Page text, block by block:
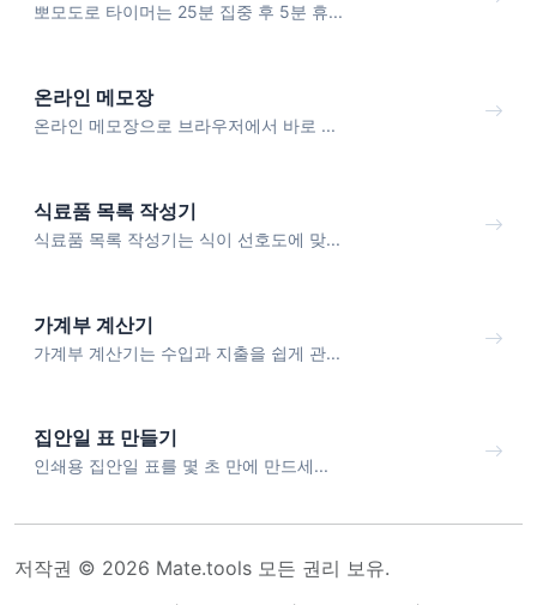
뽀모도로 타이머는 25분 집중 후 5분 휴...
온라인 메모장
온라인 메모장으로 브라우저에서 바로 ...
식료품 목록 작성기
식료품 목록 작성기는 식이 선호도에 맞...
가계부 계산기
가계부 계산기는 수입과 지출을 쉽게 관...
집안일 표 만들기
인쇄용 집안일 표를 몇 초 만에 만드세...
저작권 © 2026 Mate.tools 모든 권리 보유.